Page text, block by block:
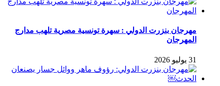
مهرجان بنزرت الدولي : سهرة تونسية مصرية تلهب مدارج
المهرجان
31 يوليو 2026